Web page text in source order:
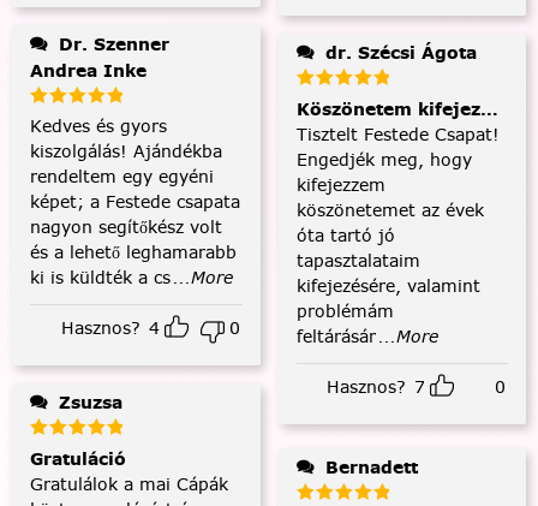
Andrea Inke
Kedves és gyors
kiszolgálás! Ajándékba
rendeltem egy egyéni
képet; a Festede csapata
nagyon segítőkész volt
és a lehető leghamarabb
ki is küldték a cs...More
Hasznos? 4 0
Zsuzsa
Gratuláció
Gratulálok a mai Cápák
dr. Szécsi Ágota
Köszönetem kifejezése
Tisztelt Festede Csapat!
Engedjék meg, hogy
kifejezzem
köszönetemet az évek
óta tartó jó
tapasztalataim
kifejezésére, valamint
problémám
feltárásár...More
Hasznos? 7 0
Bernadett